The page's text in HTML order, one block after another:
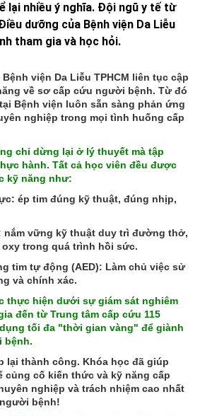
lại nhiều ý nghĩa. Đội ngũ y tế từ
dưỡng của Bệnh viện Da Liễu
tham gia và học hỏi.
viện Da Liễu TPHCM liên tục cập
về sơ cấp cứu người bệnh. Từ đó
Bệnh viện luôn sẵn sàng phản ứng
nghiệp trong mọi tình huống cấp
chỉ dừng lại ở lý thuyết mà tập
hành. Tất cả học viên đều được
kỹ năng như:
ép tim đúng kỹ thuật, đúng nhịp,
vững kỹ thuật duy trì đường thở,
trong quá trình hồi sức.
tim tự động (AED): Làm chủ việc sử
và chính xác.
thực hiện dưới sự giám sát nghiêm
đến từ Trung tâm cấp cứu 115
dụng tối đa "thời gian vàng" để giành
bệnh.
lại thành công. Khóa học đã giúp
củng cố kiến thức và kỹ năng cấp
nghiệp và trách nhiệm cao nhất
bệnh!